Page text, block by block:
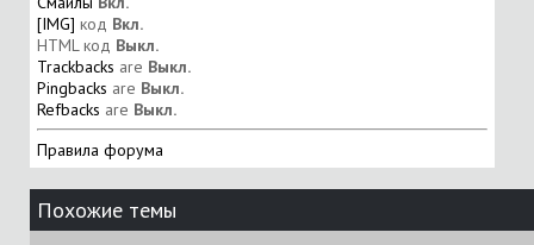
[IMG] код Вкл.
HTML код Выкл.
Trackbacks are Выкл.
Pingbacks are Выкл.
Refbacks are Выкл.
Правила форума
Похожие темы